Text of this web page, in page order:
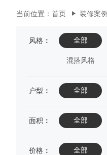
当前位置： 首页 装修案例
风格 ： 全部
混搭风格
户型 ： 全部
面积 ： 全部
价格 ： 全部